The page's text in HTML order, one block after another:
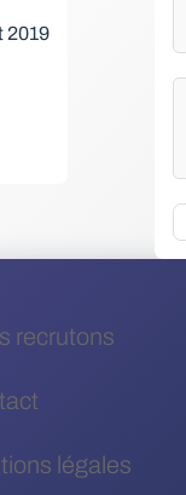
2019
recrutons
légales